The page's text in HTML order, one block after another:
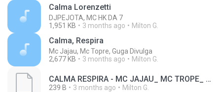
Calma Lorenzetti
DJPEJOTA, MC HK DA 7
1,951 KB
3 months ago Milton G.
Calma, Respira
Mc Jajau, Mc Topre, Guga Divulga
2,677 KB
3 months ago Milton G.
CALMA RESPIRA - MC JAJAU_ MC TROPE_ MC MR BIM_ DJBELCHIOR - DEBOXE ELETROFUNK(M4A_128K)_private.lrc
239 B 3 months ago Milton G.